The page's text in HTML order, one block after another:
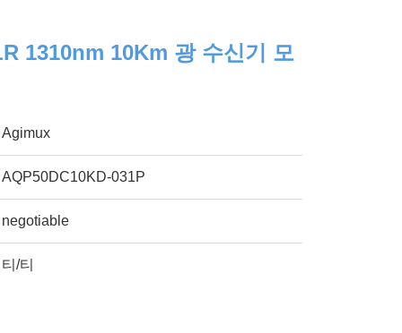
1310nm 10Km 광 수신기 모
Agimux
AQP50DC10KD-031P
negotiable
티/티